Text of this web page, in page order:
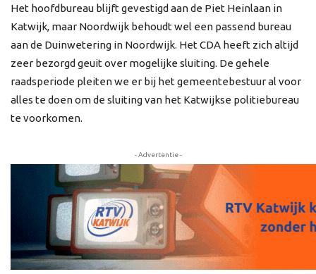
Het hoofdbureau blijft gevestigd aan de Piet Heinlaan in
Katwijk, maar Noordwijk behoudt wel een passend bureau
aan de Duinwetering in Noordwijk. Het CDA heeft zich altijd
zeer bezorgd geuit over mogelijke sluiting. De gehele
raadsperiode pleiten we er bij het gemeentebestuur al voor
alles te doen om de sluiting van het Katwijkse politiebureau
te voorkomen.
- Advertentie -